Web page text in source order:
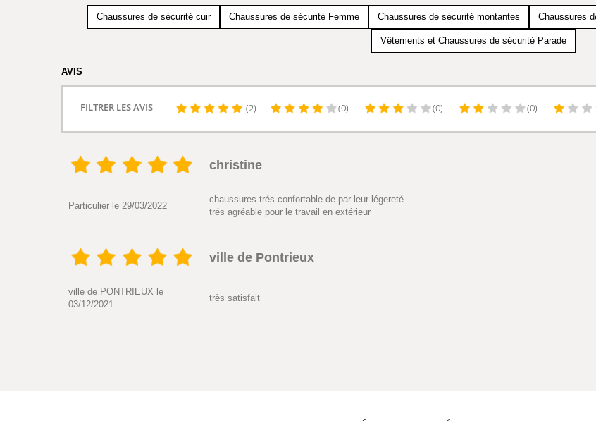
Chaussures de sécurité cuir Chaussures de sécurité Femme Chaussures de sécurité montantes Chaussures
Vêtements et Chaussures de sécurité Parade
AVIS
FILTRER LES AVIS (2) (0) (0) (0)
christine
Particulier le 29/03/2022
chaussures trés confortable de par leur légereté
trés agréable pour le travail en extérieur
ville de Pontrieux
ville de PONTRIEUX le
03/12/2021
très satisfait